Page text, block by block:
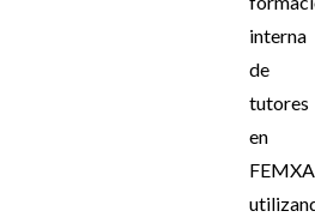
interna
de
tutores
en